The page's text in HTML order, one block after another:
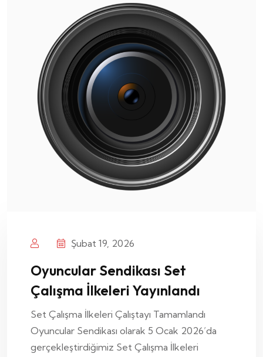
Şubat 19, 2026
Oyuncular Sendikası Set
Çalışma İlkeleri Yayınlandı
Set Çalışma İlkeleri Çalıştayı Tamamlandı
Oyuncular Sendikası olarak 5 Ocak 2026’da
gerçekleştirdiğimiz Set Çalışma İlkeleri